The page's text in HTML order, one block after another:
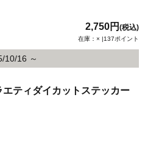
2,750円 (税込)
在庫：× |137ポイント
10/16 ～
ティダイカットステッカー